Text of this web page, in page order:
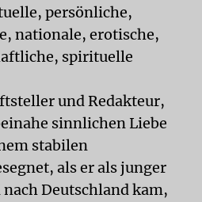
persönliche,
nationale, erotische,
spirituelle
und Redakteur,
sinnlichen Liebe
stabilen
als er als junger
Deutschland kam,